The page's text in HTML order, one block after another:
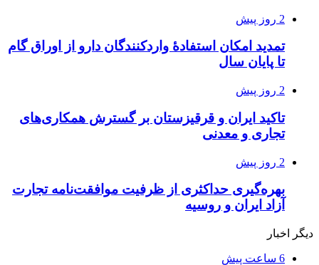
2 روز پیش
تمدید امکان استفادۀ واردکنندگان دارو از اوراق گام
تا پایان سال
2 روز پیش
تاکید ایران و قرقیزستان بر گسترش همکاری‌های
تجاری و معدنی
2 روز پیش
بهره‌گیری حداکثری از ظرفیت موافقت‌نامه تجارت
آزاد ایران و روسیه
دیگر اخبار
6 ساعت پیش